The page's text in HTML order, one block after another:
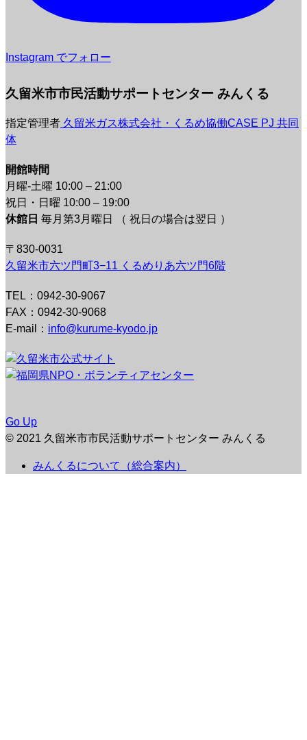
Instagram でフォロー
久留米市市民活動サポートセンター みんくる
指定管理者 久留米ガス株式会社・くるめ協働CASE PJ 共同
体
開館時間
月曜-土曜 10:00 – 21:00
祝日・日曜 10:00 – 19:00
休館日 毎月第3月曜日 （ 祝日の場合は翌日 ）
〒830-0031
久留米市六ツ門町3−11 くるめりあ六ツ門6階
TEL：0942-30-9067
FAX：0942-30-9068
E-mail： info@kurume-kyodo.jp
Go Up
© 2021 久留米市市民活動サポートセンター みんくる
みんくるについて（総合案内）